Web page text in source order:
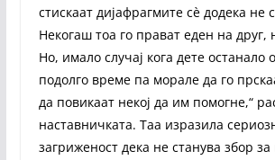
стискаат дијафрагмите сè додека не
Некогаш тоа го прават еден на друг,
Но, имало случај кога дете останало
подолго време па морале да го
да повикаат некој да им помогне,“
наставничката. Таа изразила
загриженост дека не станува збор